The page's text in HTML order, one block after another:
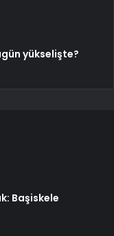
yükselişte?
Başiskele